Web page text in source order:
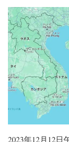
2023年12月12日